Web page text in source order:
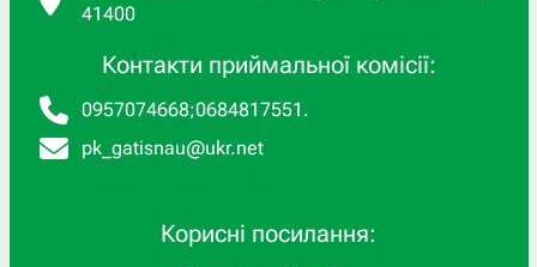
41400
Контакти приймальної комісії:
0957074668;0684817551 .
pk_gatisnau@ukr.net
Корисні посилання: